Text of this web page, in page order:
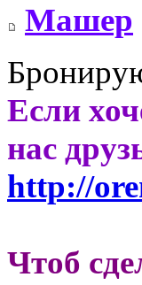
Машер
Если
нас
http://
Чтоб